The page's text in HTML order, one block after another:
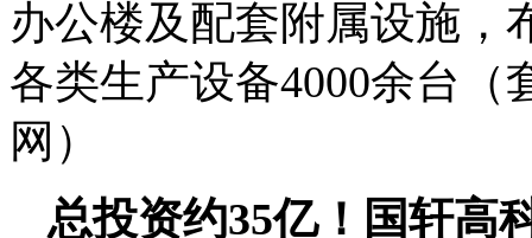
办公楼及配套附属设施，
各类生产设备4000余台
网）
总投资约35亿！国轩高